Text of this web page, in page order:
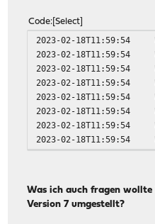
Report bugs to:
Code Select
2023-02-18T11:59:54
2023-02-18T11:59:54
2023-02-18T11:59:54
2023-02-18T11:59:54
2023-02-18T11:59:54
2023-02-18T11:59:54
2023-02-18T11:59:54
2023-02-18T11:59:54
Was ich auch fragen
Version 7 umgestellt?